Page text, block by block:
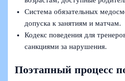
Система обязательных
допуска к занятиям и матчам.
Кодекс поведения для
санкциями за нарушения.
Поэтапный процесс